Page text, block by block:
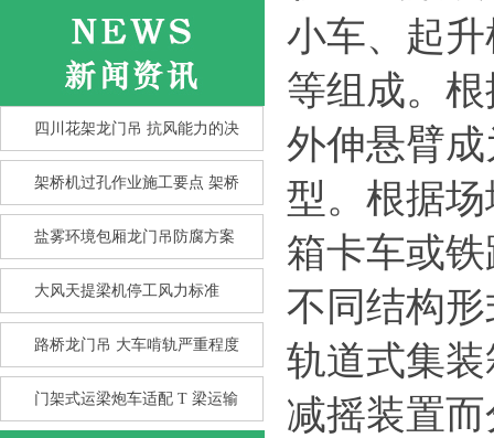
四川花架龙门吊 抗风能力的决
架桥机过孔作业施工要点 架桥
盐雾环境包厢龙门吊防腐方案
大风天提梁机停工风力标准
路桥龙门吊 大车啃轨严重程度
门架式运梁炮车适配 T 梁运输
竖井龙门吊选型核心要点 竖井
龙
小车、起
等组成。
外伸悬臂
型。根据
箱卡车或
不同结构
轨道式集
减摇装置